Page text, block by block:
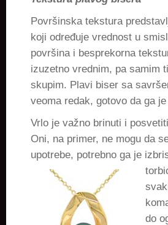
Površinska tekstura
koji određuje vrednost u
površina i besprekorna
izuzetno vrednim, pa samim
skupim. Plavi biser sa
veoma redak, gotovo da ga
Vrlo je važno brinuti i
Oni, na primer, ne mogu da
upotrebe, potrebno ga je
do